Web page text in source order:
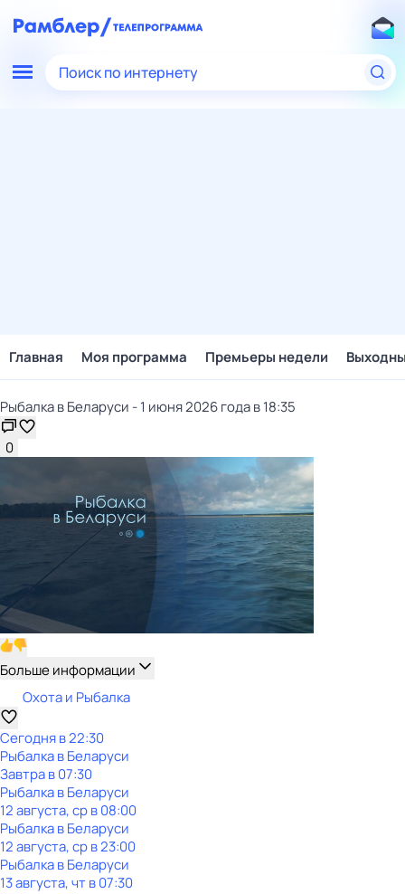
Поиск по интернету
Главная Моя программа Премьеры недели
Рыбалка в Беларуси - 1 июня 2026 года в 18:35
0
Больше информации
Охота и Рыбалка
Сегодня в 22:30
Рыбалка в Беларуси
Завтра в 07:30
Рыбалка в Беларуси
12 августа, ср в 08:00
Рыбалка в Беларуси
12 августа, ср в 23:00
Рыбалка в Беларуси
13 августа, чт в 07:30